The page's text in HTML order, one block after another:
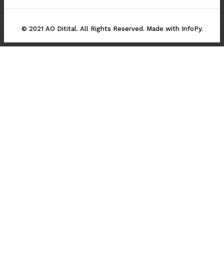
© 2021 AO Ditital. All Rights Reserved. Made with InfoPy.